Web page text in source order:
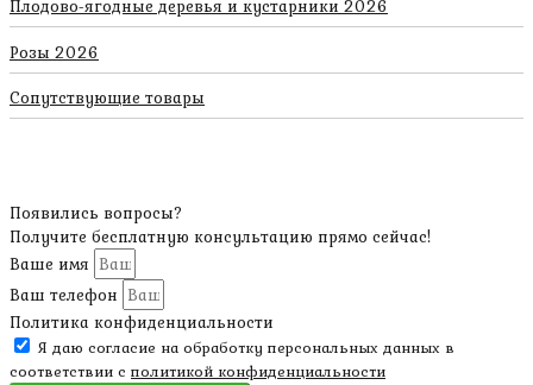
Плодово-ягодные деревья и кустарники 2026
Розы 2026
Сопутствующие товары
Появились вопросы?
Получите бесплатную консультацию прямо сейчас!
Ваше имя
Ваш телефон
Политика конфиденциальности
Я даю согласие на обработку персональных данных в
соответствии с политикой конфиденциальности